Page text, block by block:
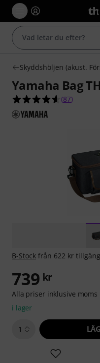
Skyddshöljen (akust.
Yamaha Bag
4.6 av 5
(87)
B-Stock från 622 kr
739 kr
Alla priser inklusive moms
i lager
1